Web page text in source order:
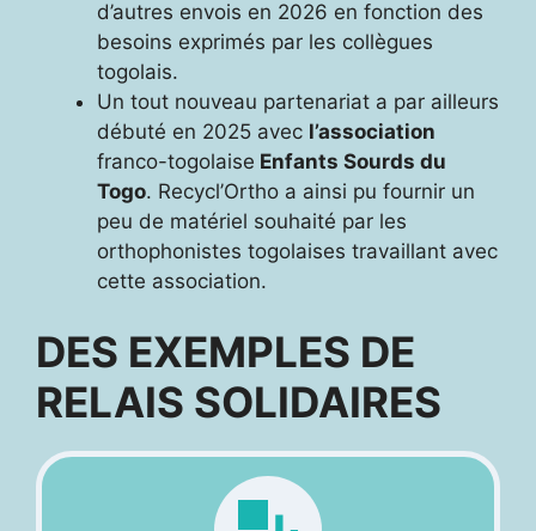
d’autres envois en 2026 en fonction des
besoins exprimés par les collègues
togolais.
Un tout nouveau partenariat a par ailleurs
débuté en 2025 avec l’association
franco-togolaise Enfants Sourds du
Togo. Recycl’Ortho a ainsi pu fournir un
peu de matériel souhaité par les
orthophonistes togolaises travaillant avec
cette association.
DES EXEMPLES DE
RELAIS SOLIDAIRES